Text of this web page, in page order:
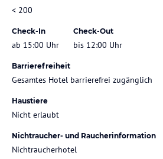
< 200
Check-In
ab 15:00 Uhr
Check-Out
bis 12:00 Uhr
Barrierefreiheit
Gesamtes Hotel barrierefrei zugänglich
Haustiere
Nicht erlaubt
Nichtraucher- und Raucherinformation
Nichtraucherhotel